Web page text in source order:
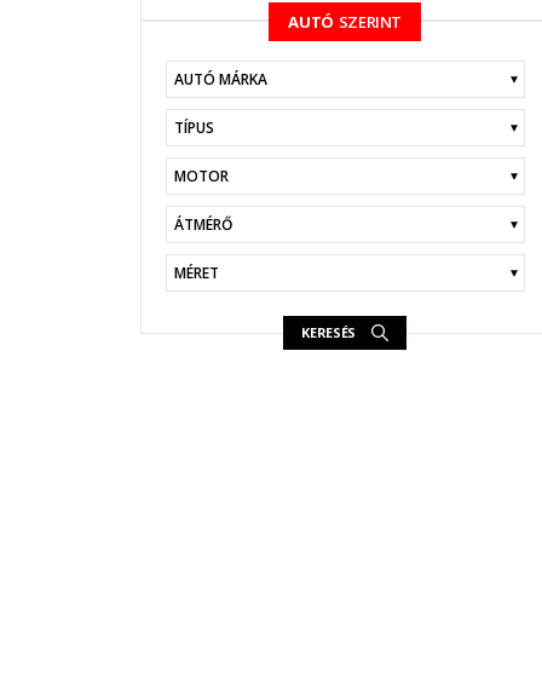
KERESÉS
AUTÓ SZERINT
KERESÉS